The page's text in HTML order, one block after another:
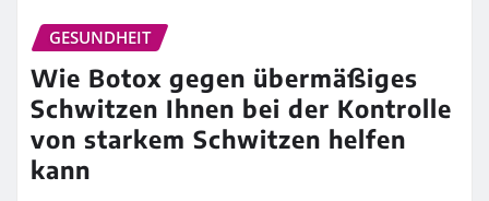
GESUNDHEIT
Wie Botox gegen übermäßiges
Schwitzen Ihnen bei der Kontrolle
von starkem Schwitzen helfen
kann